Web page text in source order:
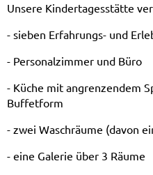
Unsere Kindertagesstätte
- sieben Erfahrungs- und
- Personalzimmer und Büro
- Küche mit angrenzendem
Buffetform
- zwei Waschräume (davon
- eine Galerie über 3 Räume